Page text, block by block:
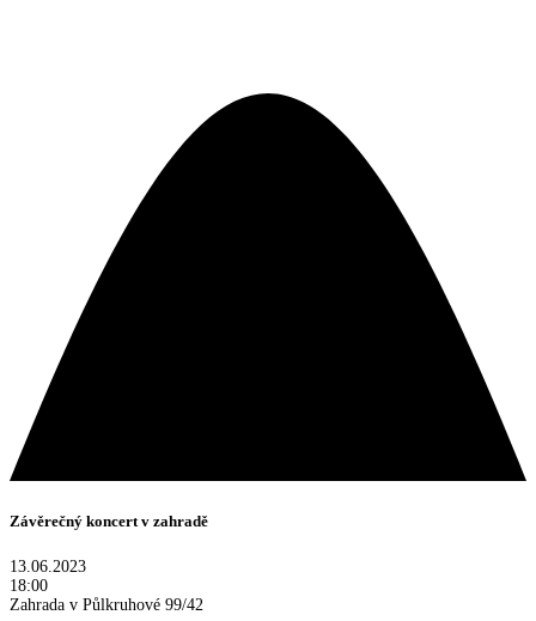
Závěrečný koncert v zahradě
13.06.2023
18:00
Zahrada v Půlkruhové 99/42